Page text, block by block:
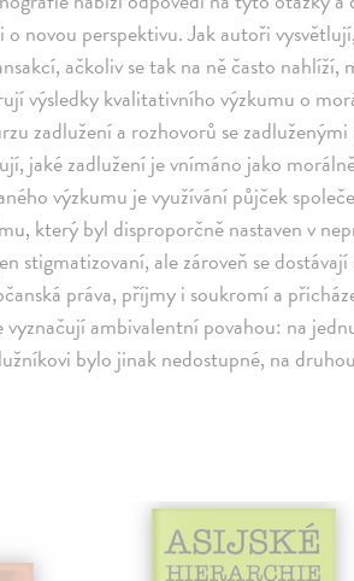
o novou perspektivu. Jak autoři
ačkoliv se tak na ně často nahlíží,
výsledky kvalitativního výzkumu o
zadlužení a rozhovorů se
jaké zadlužení je vnímáno jako
výzkumu je využívání půjček
který byl disproporčně nastaven v
stigmatizovaní, ale zároveň se
práva, příjmy i soukromí a
vyznačují ambivalentní povahou: na
bylo jinak nedostupné, na